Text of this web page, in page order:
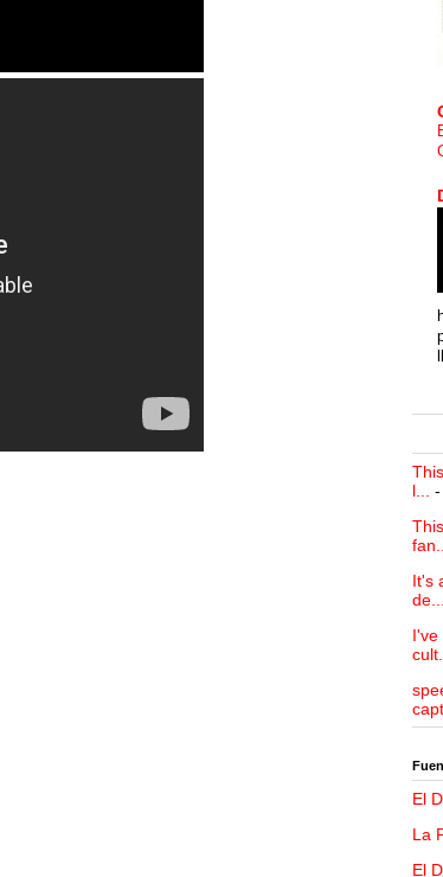
l...
fan...
It's
de...
I've
cult...
El
La
El